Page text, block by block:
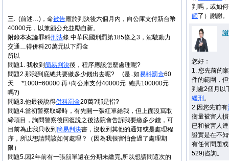
三. (前述…)，命被告應於判決後六個月內，向公庫支付新台幣
40000元，以兼顧公允並勵自新。
附錄本案論罪科刑法條:中華民國刑罰第185條之3，駕駛動力
交通…得併科20萬元以下罰金
所以
問題1. 我收到 簡易判決後，程序應該怎麼處理呢?
問題2.那我到底總共要繳多少錢出去呢? (是..如易科罰金60
天 *1000=60000 再+向公庫支付40000元 總共100000元
嗎?)
問題3.他最後說得併科罰金20萬?那是指?
問題4.當初警察取締時，有先開一張紅單給我，但上面沒寫取
締項目，詢問警察後回復說之後法院會告訴我要繳多少錢，可
目前為止我只收到 簡易判決書，沒收到其他的通知或是處理程
序，所以想請問該如何處理？（因為我很害怕會過了處理期
限）
問題5.因2年前有一張罰單還在分期未繳完,所以想請問這次的
判嗎，或如
師了）謝謝。
您好：
1. 您先前的
件的範圍，
判處2個月以
緩刑 。
2.因您先前有
衡量被害人
已和被害人
證實是在不
有任何問題
529)咨詢。